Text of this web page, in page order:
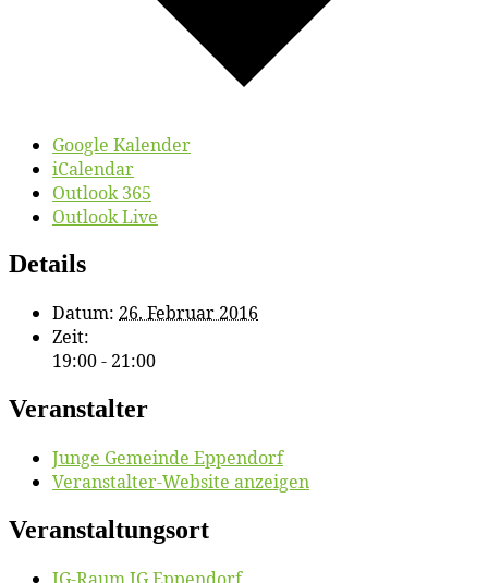
Google Kalender
iCalendar
Outlook 365
Outlook Live
Details
Datum: 26. Februar 2016
Zeit:
19:00 - 21:00
Veranstalter
Jun­ge Ge­mein­de Eppendorf
Veranstalter-Website anzeigen
Veranstaltungsort